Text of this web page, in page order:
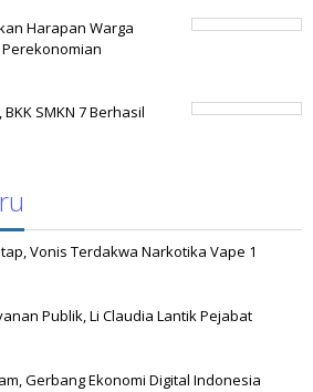
Harapan Warga
SMKN 7 Berhasil
Vonis Terdakwa Narkotika Vape 1
Publik, Li Claudia Lantik Pejabat
Gerbang Ekonomi Digital Indonesia